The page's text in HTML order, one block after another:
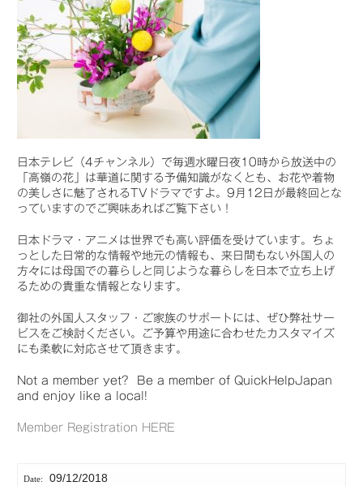
日本テレビ（4チャンネル）で毎週水曜日夜10時から放送中の
「高嶺の花」は華道に関する予備知識がなくとも、お花や着物
の美しさに魅了されるTVドラマですよ。9月12日が最終回とな
っていますのでご興味あればご覧下さい！
日本ドラマ・アニメは世界でも高い評価を受けています。ちょ
っとした日常的な情報や地元の情報も、来日間もない外国人の
方々には母国での暮らしと同じような暮らしを日本で立ち上げ
るための貴重な情報となります。
御社の外国人スタッフ・ご家族のサポートには、ぜひ弊社サー
ビスをご検討ください。ご予算や用途に合わせたカスタマイズ
にも柔軟に対応させて頂きます。
Not a member yet? Be a member of QuickHelpJapan
and enjoy like a local!
Member Registration HERE
09/12/2018